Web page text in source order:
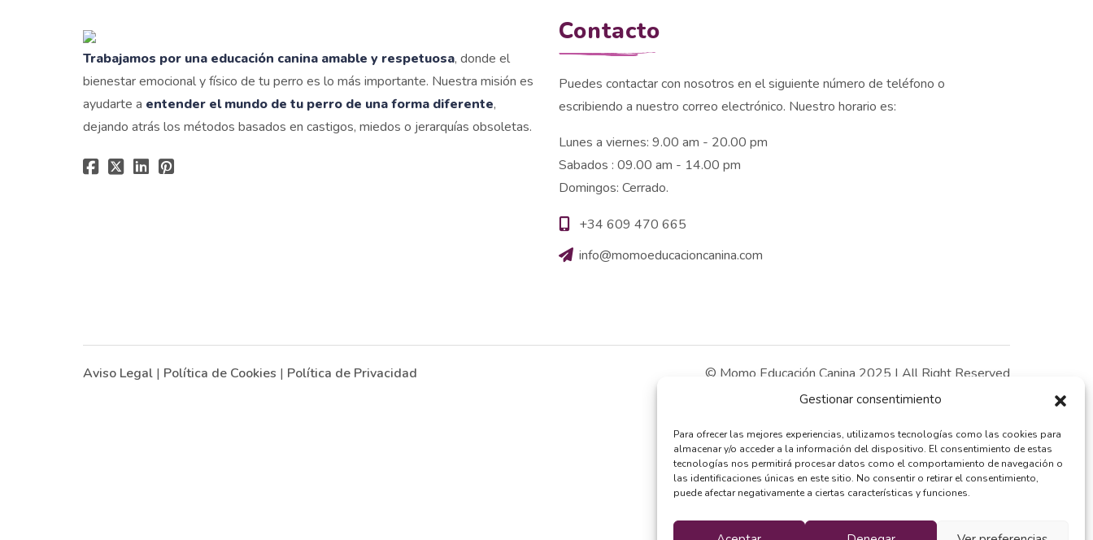
Gestionar consentimiento
Para ofrecer las mejores experiencias, utilizamos tecnologías como las cookies para
almacenar y/o acceder a la información del dispositivo. El consentimiento de estas
tecnologías nos permitirá procesar datos como el comportamiento de navegación o
las identificaciones únicas en este sitio. No consentir o retirar el consentimiento,
puede afectar negativamente a ciertas características y funciones.
Trabajamos por una educación canina amable y respetuosa, donde el
bienestar emocional y físico de tu perro es lo más importante. Nuestra misión es
ayudarte a entender el mundo de tu perro de una forma diferente,
dejando atrás los métodos basados en castigos, miedos o jerarquías obsoletas.
Contacto
Puedes contactar con nosotros en el siguiente número de teléfono o
escribiendo a nuestro correo electrónico. Nuestro horario es:
Lunes a viernes: 9.00 am - 20.00 pm
Sabados : 09.00 am - 14.00 pm
Domingos: Cerrado.
+34 609 470 665
info@momoeducacioncanina.com
Aviso Legal | Política de Cookies | Política de Privacidad © Momo Educación Canina 2025 | All Right Reserved